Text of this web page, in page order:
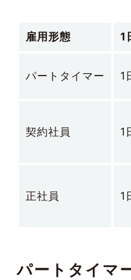
雇用形態 1
パートタイマー 1
契約社員 1
正社員 1
パートタイマ